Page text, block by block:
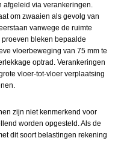
afgeleid via verankeringen.
om zwaaien als gevolg van
vanwege de ruimte
bleken bepaalde
vloerbeweging van 75 mm te
optrad. Verankeringen
vloer-tot-vloer verplaatsing
zijn niet kenmerkend voor
worden opgesteld. Als de
dit soort belastingen rekening